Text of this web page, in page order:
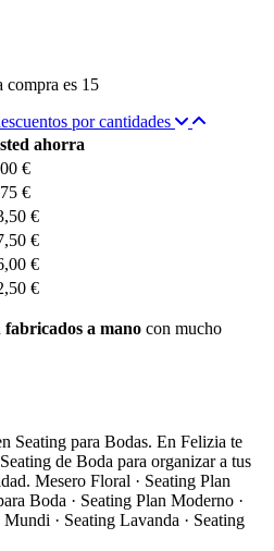
compra es 15
por cantidades
ahorra
€
€
€
€
€
€
fabricados a mano con mucho
Seating para Bodas. En Felizia te
de Boda para organizar a tus
Mesero Floral · Seating Plan
Boda · Seating Plan Moderno ·
· Seating Lavanda · Seating